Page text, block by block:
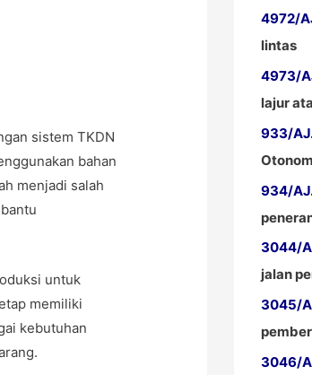
sistem TKDN
bahan
menjadi salah
untuk
memiliki
kebutuhan
4972/
lintas
4973/
lajur
933/
Otonom
934/
3044/
jalan
3045/
3046/